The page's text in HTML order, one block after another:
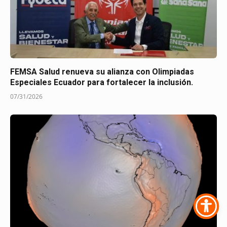
FEMSA Salud renueva su alianza con Olimpiadas
Especiales Ecuador para fortalecer la inclusión.
07/31/2026